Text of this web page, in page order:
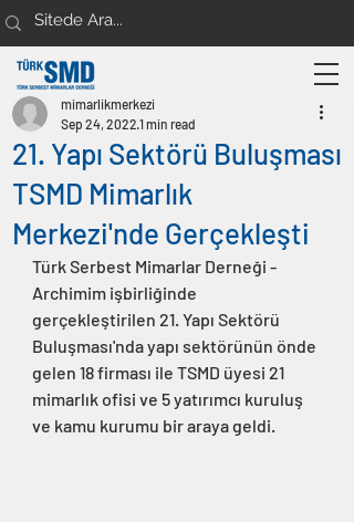
21. Yapı Sektörü Buluşması
TSMD Mimarlık
Merkezi'nde Gerçekleşti
mimarlikmerkezi
Sep 24, 2022 1 min read
Türk Serbest Mimarlar Derneği -
Archimim işbirliğinde
gerçekleştirilen 21. Yapı Sektörü
Buluşması'nda yapı sektörünün önde
gelen 18 firması ile TSMD üyesi 21
mimarlık ofisi ve 5 yatırımcı kuruluş
ve kamu kurumu bir araya geldi.